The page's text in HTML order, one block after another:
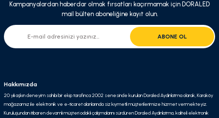
Kampanyalardan haberdar olmak fırsatları kaçırmamak için DORALED
mail bülten aboneliğine kayıt olun.
ABONE OL
Hakkımızda
20 yılı aşkın deneyim sahibi bir ekip tarafınca 2002 senesinde kurulan Doraled Aydınlatma olarak, Karaköy
mağazamız ile elektronik ve e-ticaret alanlarında siz kıymetli müşterilerimize hizmet vermekteyiz.
Kuruluşundan itibaren devamlı müşteri odaklı çalışmalarını sürdüren Doraled Aydınlatma, kaliteli elektronik